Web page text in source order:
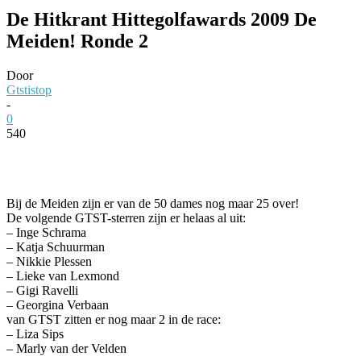
De Hitkrant Hittegolfawards 2009 De
Meiden! Ronde 2
Door
Gtstistop
-
0
540
Bij de Meiden zijn er van de 50 dames nog maar 25 over!
De volgende GTST-sterren zijn er helaas al uit:
– Inge Schrama
– Katja Schuurman
– Nikkie Plessen
– Lieke van Lexmond
– Gigi Ravelli
– Georgina Verbaan
van GTST zitten er nog maar 2 in de race:
– Liza Sips
– Marly van der Velden